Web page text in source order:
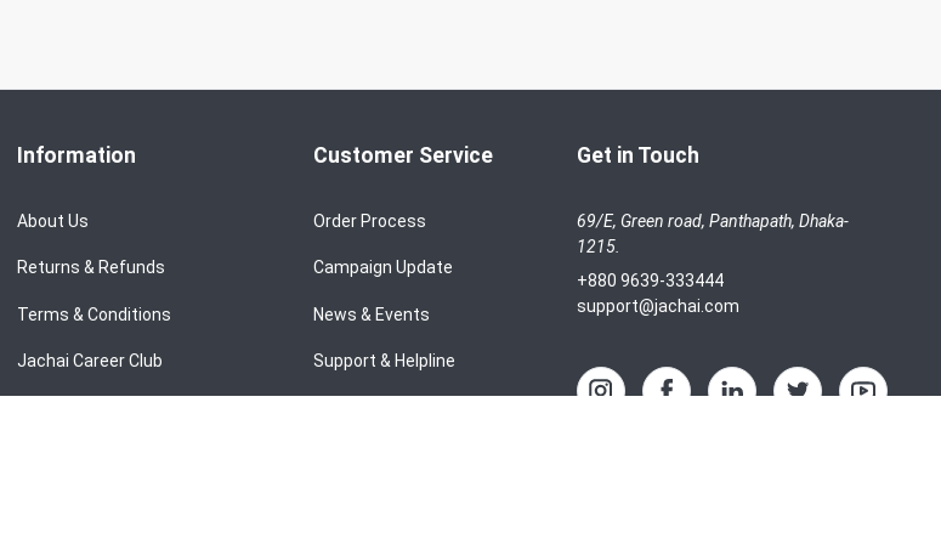
Information
About Us
Returns & Refunds
Terms & Conditions
Jachai Career Club
Customer Service
Order Process
Campaign Update
News & Events
Support & Helpline
Get in Touch
69/E, Green road, Panthapath, Dhaka-
1215.
+880 9639-333444
support@jachai.com